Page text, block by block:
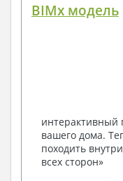
Условные
Условные
План сетей
Схема
Схема
BIMx модель
интерактивный
вашего дома.
походить
всех сторон»